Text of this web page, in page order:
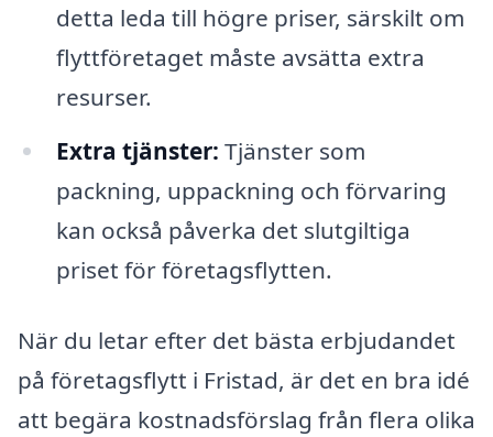
detta leda till högre priser, särskilt om
flyttföretaget måste avsätta extra
resurser.
Extra tjänster: Tjänster som
packning, uppackning och förvaring
kan också påverka det slutgiltiga
priset för företagsflytten.
När du letar efter det bästa erbjudandet
på företagsflytt i Fristad, är det en bra idé
att begära kostnadsförslag från flera olika